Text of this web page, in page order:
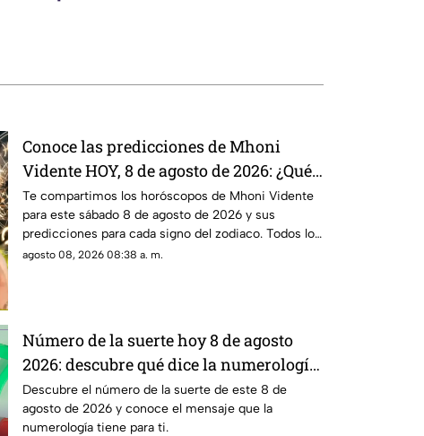
Conoce las predicciones de Mhoni
Vidente HOY, 8 de agosto de 2026: ¿Qué
le espera en este sábado a cada signo
del zodiaco?
Te compartimos los horóscopos de Mhoni Vidente
para este sábado 8 de agosto de 2026 y sus
predicciones para cada signo del zodiaco. Todos los
detalles.
agosto 08, 2026 08:38 a. m.
Número de la suerte hoy 8 de agosto
2026: descubre qué dice la numerología
para ti
Descubre el número de la suerte de este 8 de
agosto de 2026 y conoce el mensaje que la
numerología tiene para ti.